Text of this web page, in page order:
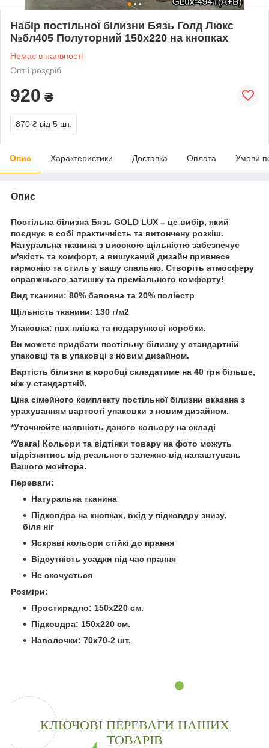
Набір постільної білизни Бязь Голд Люкс
№бл405 Полуторний 150х220 на кнопках
Немає в наявності
Опт і роздріб
920 ₴
870 ₴ від 5 шт.
Опис Характеристики Доставка Оплата Умови
Опис
Постільна білизна Бязь GOLD LUX – це вибір, який
поєднує в собі практичність та витончену розкіш.
Натуральна тканина з високою щільністю забезпечує
м'якість та комфорт, а вишуканий дизайн привнесе
гармонію та стиль у вашу спальню. Створіть атмосферу
справжнього затишку та преміального комфорту!
Вид тканини: 80% бавовна та 20% поліестр
Щільність тканини: 130 г/м2
Упаковка: пвх плівка та подарункові коробки.
Ви можете придбати постільну білизну у стандартній
упаковці та в упаковці з новим дизайном.
Вартість білизни в коробці складатиме на 40 грн більше,
ніж у стандартній.
Ціна сімейного комплекту постільної білизни вказана з
урахуванням вартості упаковки з новим дизайном.
*Уточнюйте наявність даного кольору на складі
*Увага! Кольори та відтінки товару на фото можуть
відрізнятись від реального залежно від налаштувань
Вашого монітора.
Переваги:
Натуральна тканина
Підковдра на кнопках, вхід у підковдру знизу,
біля ніг
Яскраві кольори стійкі до прання
Відсутність усадки під час прання
Не скочується
Розміри:
Простирадло: 150х220 см.
Підковдра: 150х220 см.
Наволочки: 70х70-2 шт.
КЛЮЧОВІ ПЕРЕВАГИ НАШИХ
ТОВАРІВ